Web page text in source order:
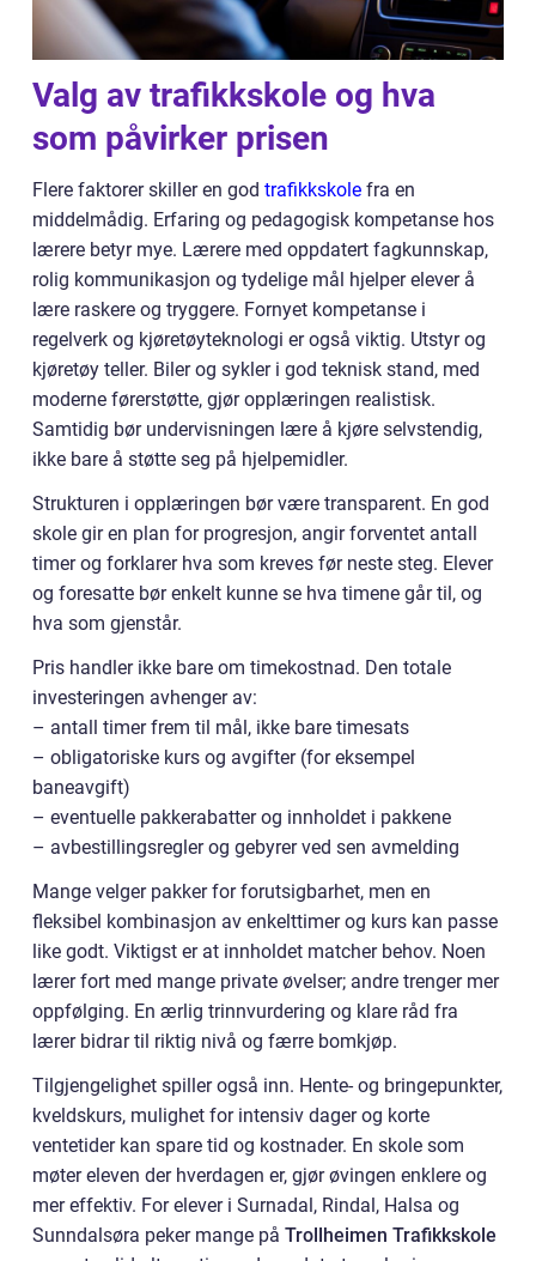
Valg av trafikkskole og hva
som påvirker prisen
Flere faktorer skiller en god trafikkskole fra en
middelmådig. Erfaring og pedagogisk kompetanse hos
lærere betyr mye. Lærere med oppdatert fagkunnskap,
rolig kommunikasjon og tydelige mål hjelper elever å
lære raskere og tryggere. Fornyet kompetanse i
regelverk og kjøretøyteknologi er også viktig. Utstyr og
kjøretøy teller. Biler og sykler i god teknisk stand, med
moderne førerstøtte, gjør opplæringen realistisk.
Samtidig bør undervisningen lære å kjøre selvstendig,
ikke bare å støtte seg på hjelpemidler.
Strukturen i opplæringen bør være transparent. En god
skole gir en plan for progresjon, angir forventet antall
timer og forklarer hva som kreves før neste steg. Elever
og foresatte bør enkelt kunne se hva timene går til, og
hva som gjenstår.
Pris handler ikke bare om timekostnad. Den totale
investeringen avhenger av:
– antall timer frem til mål, ikke bare timesats
– obligatoriske kurs og avgifter (for eksempel
baneavgift)
– eventuelle pakkerabatter og innholdet i pakkene
– avbestillingsregler og gebyrer ved sen avmelding
Mange velger pakker for forutsigbarhet, men en
fleksibel kombinasjon av enkelttimer og kurs kan passe
like godt. Viktigst er at innholdet matcher behov. Noen
lærer fort med mange private øvelser; andre trenger mer
oppfølging. En ærlig trinnvurdering og klare råd fra
lærer bidrar til riktig nivå og færre bomkjøp.
Tilgjengelighet spiller også inn. Hente- og bringepunkter,
kveldskurs, mulighet for intensiv dager og korte
ventetider kan spare tid og kostnader. En skole som
møter eleven der hverdagen er, gjør øvingen enklere og
mer effektiv. For elever i Surnadal, Rindal, Halsa og
Sunndalsøra peker mange på Trollheimen Trafikkskole